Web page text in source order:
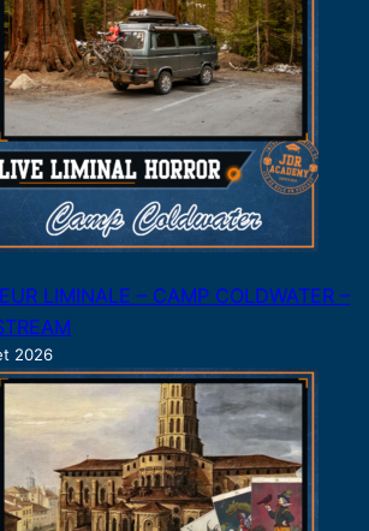
LIMINALE – CAMP COLDWATER –
2026